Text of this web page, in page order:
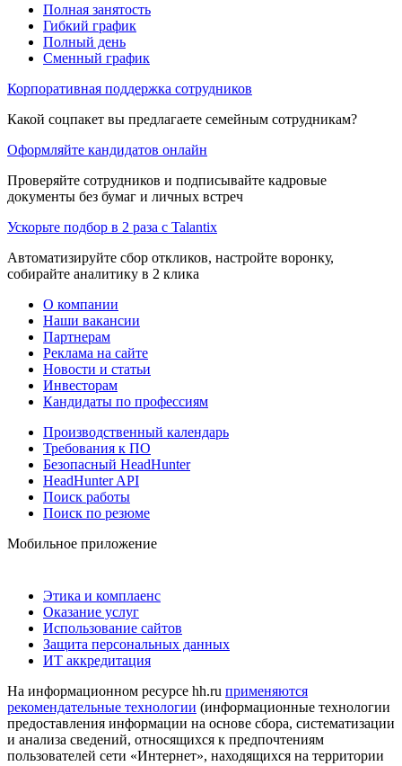
Полная занятость
Гибкий график
Полный день
Сменный график
Корпоративная поддержка сотрудников
Какой соцпакет вы предлагаете семейным сотрудникам?
Оформляйте кандидатов онлайн
Проверяйте сотрудников и подписывайте кадровые
документы без бумаг и личных встреч
Ускорьте подбор в 2 раза с Talantix
Автоматизируйте сбор откликов, настройте воронку,
собирайте аналитику в 2 клика
О компании
Наши вакансии
Партнерам
Реклама на сайте
Новости и статьи
Инвесторам
Кандидаты по профессиям
Производственный календарь
Требования к ПО
Безопасный HeadHunter
HeadHunter API
Поиск работы
Поиск по резюме
Мобильное приложение
Этика и комплаенс
Оказание услуг
Использование сайтов
Защита персональных данных
ИТ аккредитация
На информационном ресурсе hh.ru применяются
рекомендательные технологии (информационные технологии
предоставления информации на основе сбора, систематизации
и анализа сведений, относящихся к предпочтениям
пользователей сети «Интернет», находящихся на территории